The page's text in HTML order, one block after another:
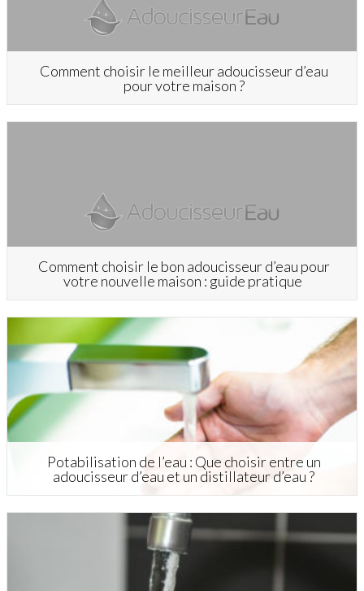
Comment choisir le meilleur adoucisseur d’eau
pour votre maison ?
Comment choisir le bon adoucisseur d’eau pour
votre nouvelle maison : guide pratique
Potabilisation de l’eau : Que choisir entre un
adoucisseur d’eau et un distillateur d’eau ?